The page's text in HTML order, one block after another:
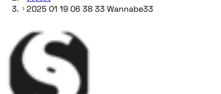
2025 01 19 06 38 33 Wannabe33